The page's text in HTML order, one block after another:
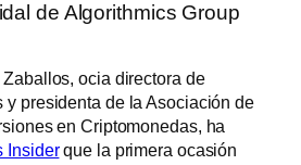
de Algorithmics Group
ocia directora de
y presidenta de la Asociación de
en Criptomonedas, ha
Insiderque la primera ocasión